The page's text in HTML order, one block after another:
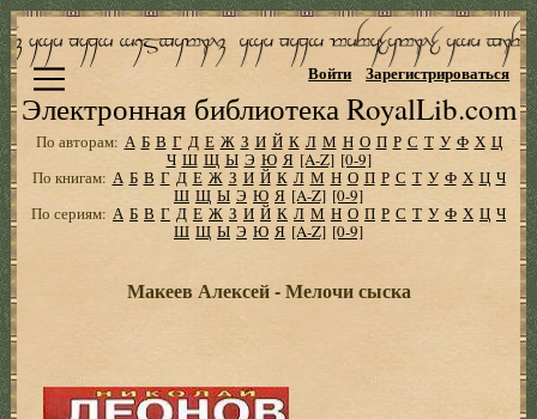
Электронная библиотека RoyalLib.com
Войти Зарегистрироваться
По авторам: А Б В Г Д Е Ж З И Й К Л М Н О П Р С Т У Ф Х Ц
Ч Ш Щ Ы Э Ю Я [A-Z] [0-9]
По книгам: А Б В Г Д Е Ж З И Й К Л М Н О П Р С Т У Ф Х Ц Ч
Ш Щ Ы Э Ю Я [A-Z] [0-9]
По сериям: А Б В Г Д Е Ж З И Й К Л М Н О П Р С Т У Ф Х Ц Ч
Ш Щ Ы Э Ю Я [A-Z] [0-9]
Макеев Алексей - Мелочи сыска